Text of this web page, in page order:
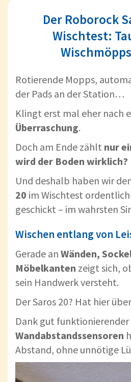
Der Roborock
Wischtest:
Rotierende Mopps,
der Pads an der Station…
Klingt erst mal eher nach
Überraschung.
Doch am Ende zählt nur
wird der Boden wirklich?
Und deshalb haben wir
20 im Wischtest
geschickt – im wahrsten
Wischen entlang von
Gerade an Wänden,
Möbelkanten zeigt sich,
sein Handwerk versteht.
Der Saros 20? Hat hier
Dank gut funktionierender
Wandabstandssensoren
Abstand, ohne unnötige